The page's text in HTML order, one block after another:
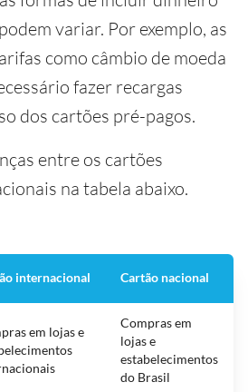
variar. Por exemplo, as
como câmbio de moeda
fazer recargas
dos cartões pré-pagos.
entre os cartões
na tabela abaixo.
internacional Cartão nacional
em lojas e
Compras em
lojas e
estabelecimentos
do Brasil